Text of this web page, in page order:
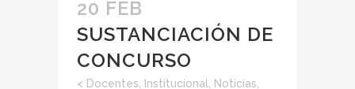
20 FEB
SUSTANCIACIÓN DE
CONCURSO
< Docentes Institucional Noticias